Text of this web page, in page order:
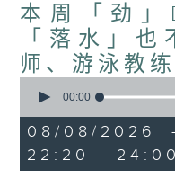
本周「劲
「落水」
师、游泳教
seconds
1
hour,
35
minutes,
00:00
08/08/2026
22:20 -